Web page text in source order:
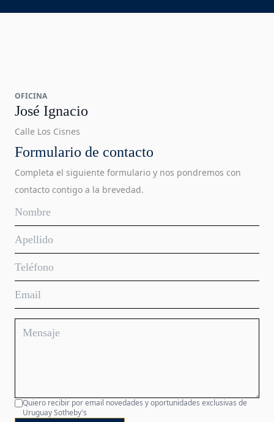
OFICINA
José Ignacio
Calle Los Cisnes
Formulario de contacto
Completa el siguiente formulario y nos pondremos con
contacto contigo a la brevedad.
Quiero recibir por email novedades y oportunidades exclusivas de
Uruguay Sotheby's